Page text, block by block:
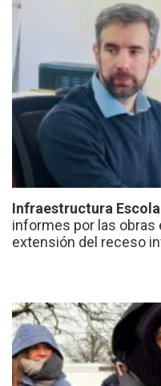
Infraestructura
informes por las obras
extensión del receso